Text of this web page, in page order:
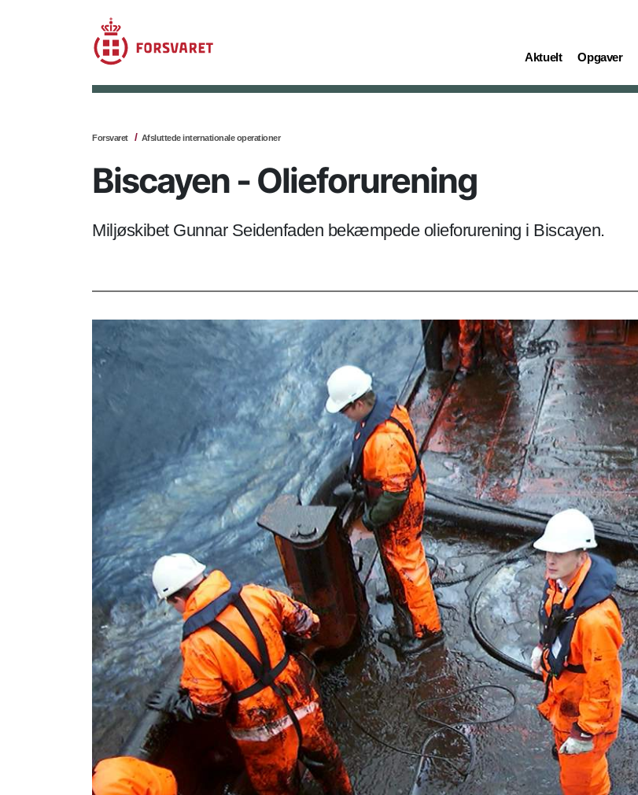
Aktuelt
(current) Opgaver
(current)
Forsvaret Afsluttede internationale operationer
Biscayen - Olieforurening
Miljøskibet Gunnar Seidenfaden bekæmpede olieforurening i Biscayen.